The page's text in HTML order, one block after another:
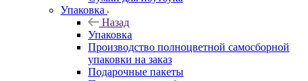
Упаковка
Назад
Упаковка
Производство полноцветной самосборной
упаковки на заказ
Подарочные пакеты